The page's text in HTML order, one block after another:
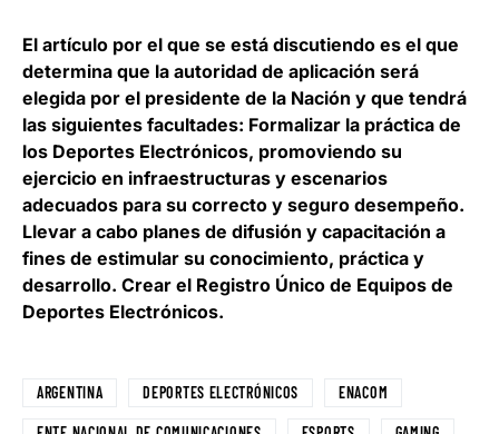
El artículo por el que se está discutiendo es el que
determina que la autoridad de aplicación será
elegida por el presidente de la Nación y que tendrá
las siguientes facultades: Formalizar la práctica de
los Deportes Electrónicos, promoviendo su
ejercicio en infraestructuras y escenarios
adecuados para su correcto y seguro desempeño.
Llevar a cabo planes de difusión y capacitación a
fines de estimular su conocimiento, práctica y
desarrollo. Crear el Registro Único de Equipos de
Deportes Electrónicos.
ARGENTINA DEPORTES ELECTRÓNICOS ENACOM